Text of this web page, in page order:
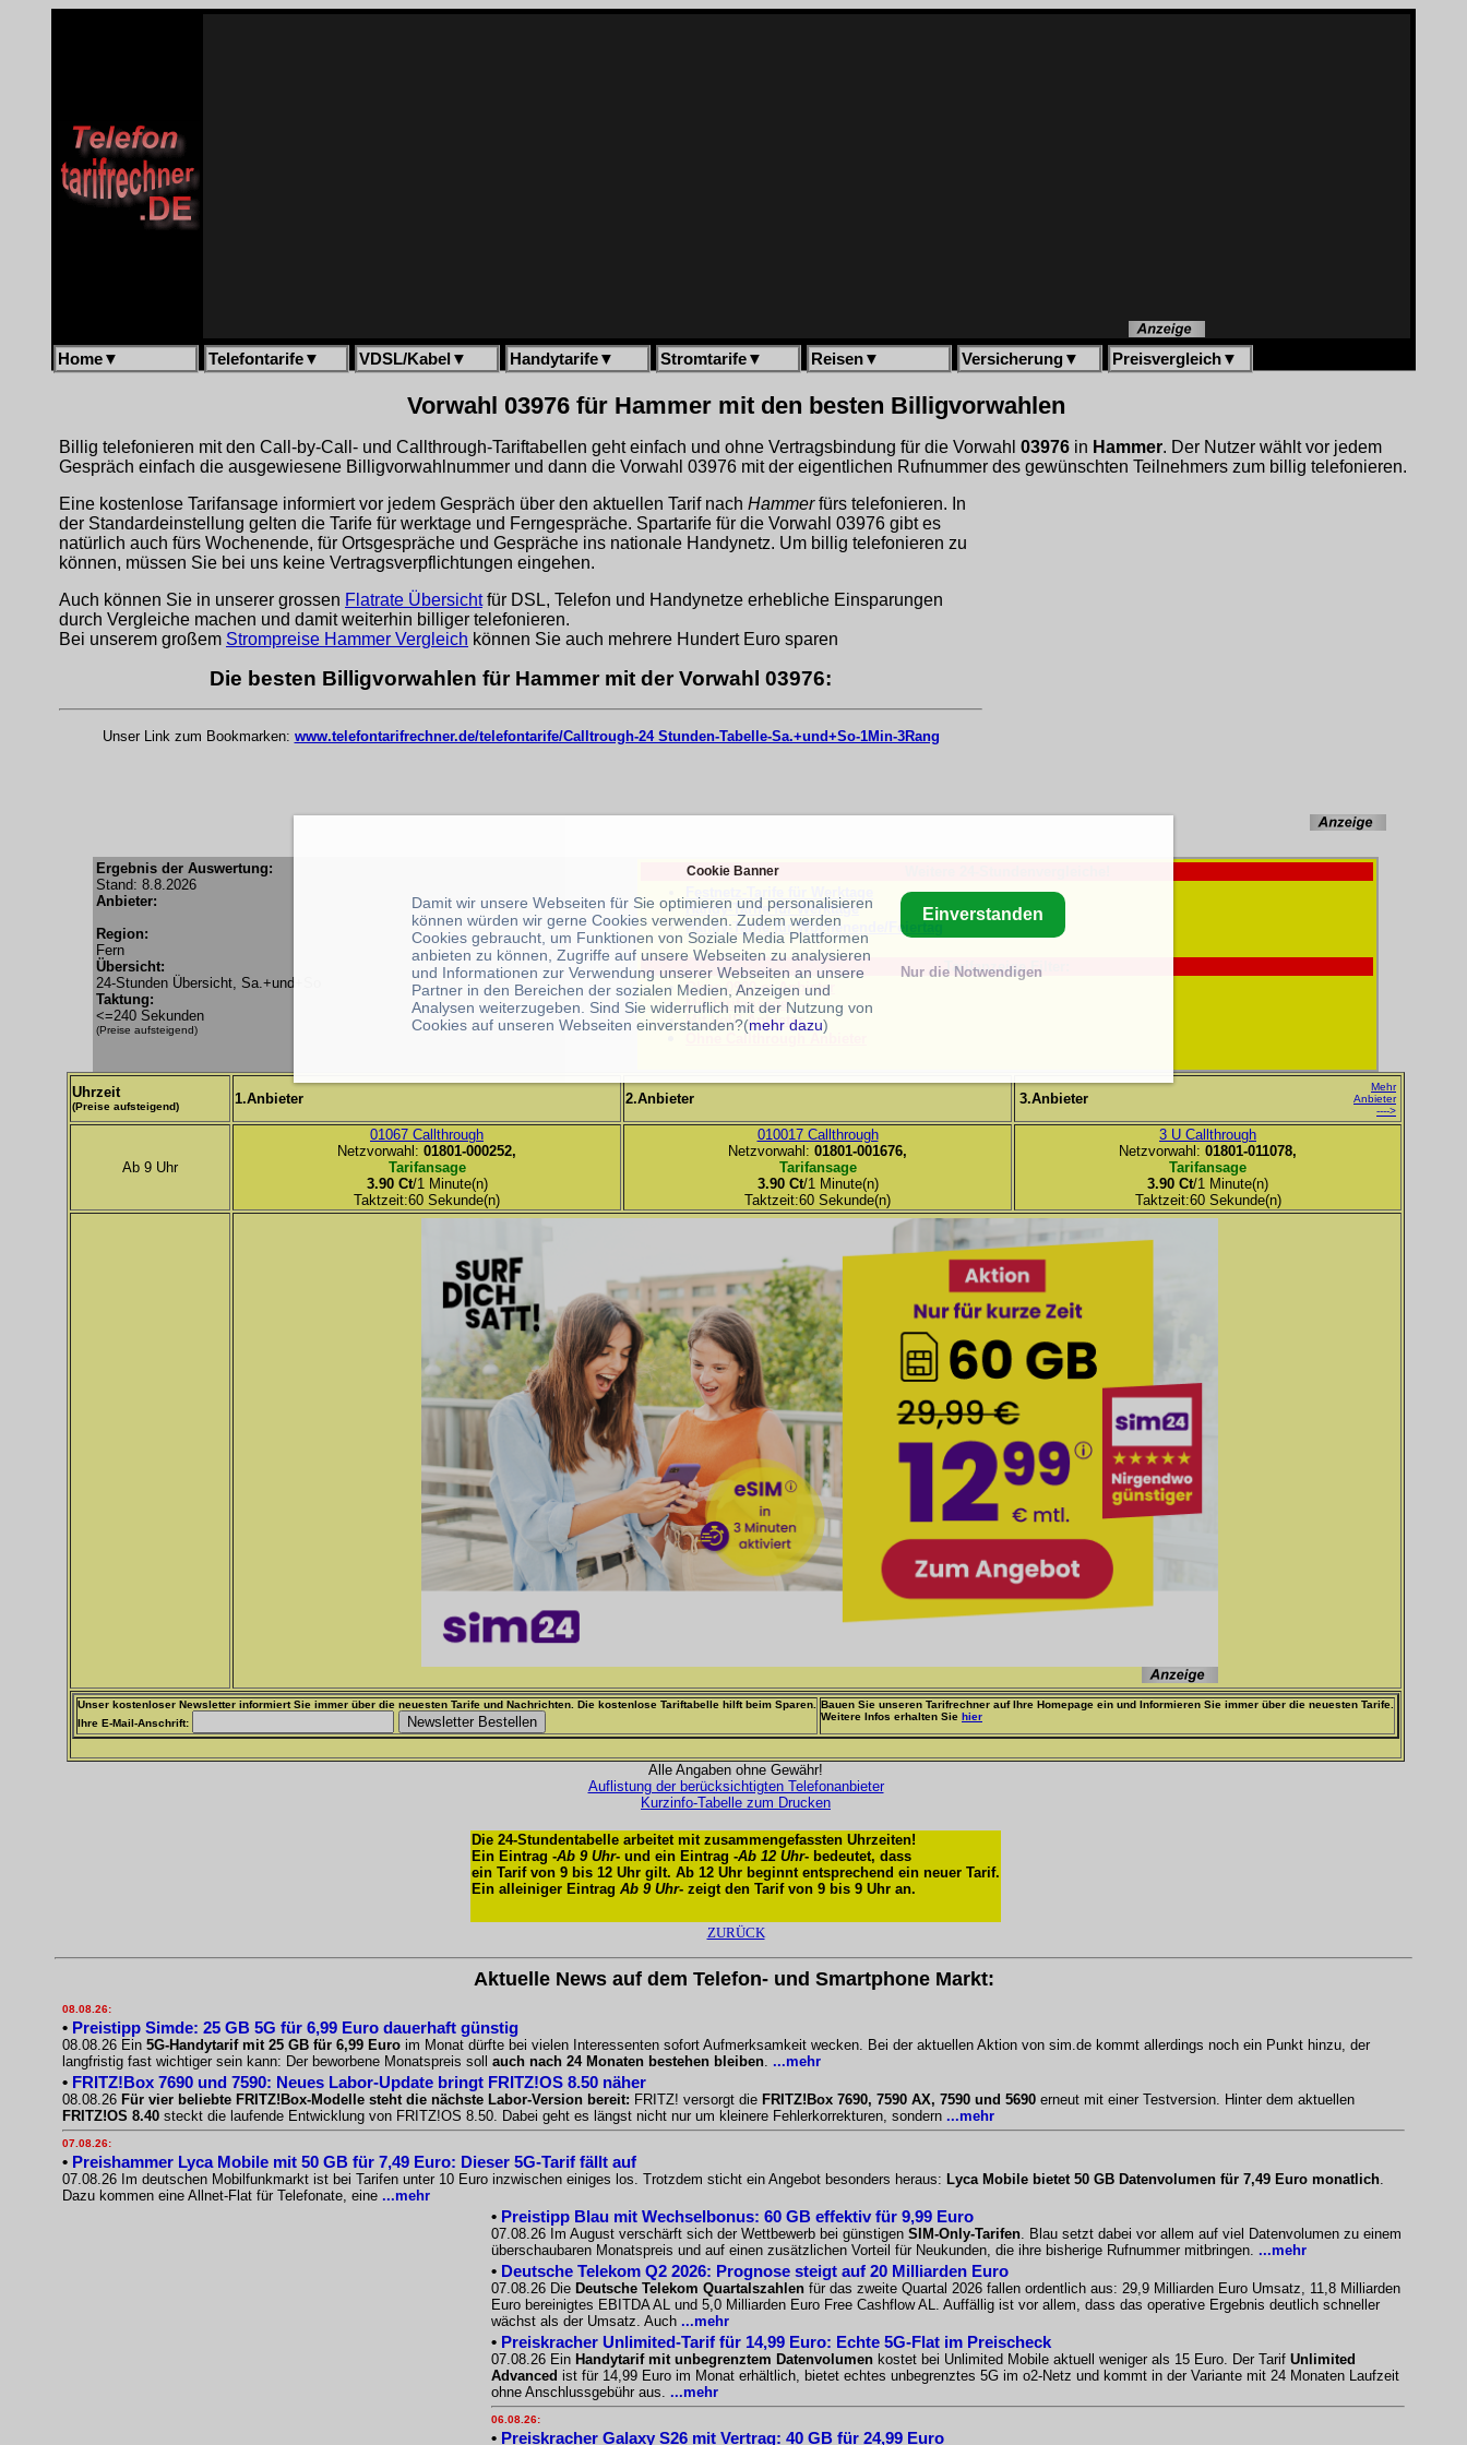
Home▼ Telefontarife▼ VDSL/Kabel ▼ Handytarife▼ Stromtarife▼ Reisen▼ Versicherung▼ Preisvergleich▼
Vorwahl 03976 für Hammer mit den besten Billigvorwahlen
Billig telefonieren mit den Call-by-Call- und Callthrough-Tariftabellen geht einfach und ohne Vertragsbindung für die Vorwahl 03976 in Hammer. Der Nutzer wählt vor jedem
Gespräch einfach die ausgewiesene Billigvorwahlnummer und dann die Vorwahl 03976 mit der eigentlichen Rufnummer des gewünschten Teilnehmers zum billig telefonieren.
Eine kostenlose Tarifansage informiert vor jedem Gespräch über den aktuellen Tarif nach Hammerfürs telefonieren. In
der Standardeinstellung gelten die Tarife für werktage und Ferngespräche. Spartarife für die Vorwahl 03976 gibt es
natürlich auch fürs Wochenende, für Ortsgespräche und Gespräche ins nationale Handynetz. Um billig telefonieren zu
können, müssen Sie bei uns keine Vertragsverpflichtungen eingehen.
Auch können Sie in unserer grossen Flatrate Übersichtfür DSL, Telefon und Handynetze erhebliche Einsparungen
durch Vergleiche machen und damit weiterhin billiger telefonieren.
Bei unserem großem Strompreise Hammer Vergleich können Sie auch mehrere Hundert Euro sparen
Die besten Billigvorwahlen für Hammer mit der Vorwahl 03976:
Unser Link zum Bookmarken: www.telefontarifrechner.de/telefontarife/Calltrough-24 Stunden-Tabelle-Sa.+und+So-1Min-3Rang
Ergebnis der Auswertung:
Stand: 8.8.2026
Anbieter:
Region:
Fern
Übersicht:
24-Stunden Übersicht, Sa.+und+So
Taktung:
<=240 Sekunden
(Preise aufsteigend)
Handy-Tarife für Werktage
Handy-Tarife für Wochenende/Feiertag
Tarifanzeige Filter:
Ohne 0900-er Anbieter
Mit Tarifansage
Mit VoIP Anbieter
Ohne Callthrough Anbieter
Uhrzeit
(Preise aufsteigend) 1.Anbieter 2.Anbieter 3.Anbieter
Mehr
Anbieter
---->
Ab 9 Uhr
01067 Callthrough
Netzvorwahl: 01801-000252,
Tarifansage
3.90 Ct/1 Minute(n)
Taktzeit:60 Sekunde(n)
010017 Callthrough
Netzvorwahl: 01801-001676,
Tarifansage
3.90 Ct/1 Minute(n)
Taktzeit:60 Sekunde(n)
3 U Callthrough
Netzvorwahl: 01801-011078,
Tarifansage
3.90 Ct/1 Minute(n)
Taktzeit:60 Sekunde(n)
Unser kostenloser Newsletter informiert Sie immer über die neuesten Tarife und Nachrichten. Die kostenlose Tariftabelle hilft beim Sparen.
Ihre E-Mail-Anschrift:
Bauen Sie unseren Tarifrechner auf Ihre Homepage ein und Informieren Sie immer über die neuesten Tarife.
Weitere Infos erhalten Sie hier
Alle Angaben ohne Gewähr!
Auflistung der berücksichtigten Telefonanbieter
Kurzinfo-Tabelle zum Drucken
Die 24-Stundentabelle arbeitet mit zusammengefassten Uhrzeiten!
Ein Eintrag -Ab 9 Uhr- und ein Eintrag -Ab 12 Uhr- bedeutet, dass
ein Tarif von 9 bis 12 Uhr gilt. Ab 12 Uhr beginnt entsprechend ein neuer Tarif.
Ein alleiniger Eintrag Ab 9 Uhr- zeigt den Tarif von 9 bis 9 Uhr an.
ZURÜCK
Aktuelle News auf dem Telefon- und Smartphone Markt:
08.08.26:
• Preistipp Simde: 25 GB 5G für 6,99 Euro dauerhaft günstig
08.08.26 Ein 5G-Handytarif mit 25 GB für 6,99 Euro im Monat dürfte bei vielen Interessenten sofort Aufmerksamkeit wecken. Bei der aktuellen Aktion von sim.de kommt allerdings noch ein Punkt hinzu, der
langfristig fast wichtiger sein kann: Der beworbene Monatspreis soll auch nach 24 Monaten bestehen bleiben. ...mehr
• FRITZ!Box 7690 und 7590: Neues Labor-Update bringt FRITZ!OS 8.50 näher
08.08.26 Für vier beliebte FRITZ!Box-Modelle steht die nächste Labor-Version bereit: FRITZ! versorgt die FRITZ!Box 7690, 7590 AX, 7590 und 5690 erneut mit einer Testversion. Hinter dem aktuellen
FRITZ!OS 8.40 steckt die laufende Entwicklung von FRITZ!OS 8.50. Dabei geht es längst nicht nur um kleinere Fehlerkorrekturen, sondern ...mehr
07.08.26:
• Preishammer Lyca Mobile mit 50 GB für 7,49 Euro: Dieser 5G-Tarif fällt auf
07.08.26 Im deutschen Mobilfunkmarkt ist bei Tarifen unter 10 Euro inzwischen einiges los. Trotzdem sticht ein Angebot besonders heraus: Lyca Mobile bietet 50 GB Datenvolumen für 7,49 Euro monatlich.
Dazu kommen eine Allnet-Flat für Telefonate, eine ...mehr
• Preistipp Blau mit Wechselbonus: 60 GB effektiv für 9,99 Euro
07.08.26 Im August verschärft sich der Wettbewerb bei günstigen SIM-Only-Tarifen. Blau setzt dabei vor allem auf viel Datenvolumen zu einem
überschaubaren Monatspreis und auf einen zusätzlichen Vorteil für Neukunden, die ihre bisherige Rufnummer mitbringen. ...mehr
• Deutsche Telekom Q2 2026: Prognose steigt auf 20 Milliarden Euro
07.08.26 Die Deutsche Telekom Quartalszahlen für das zweite Quartal 2026 fallen ordentlich aus: 29,9 Milliarden Euro Umsatz, 11,8 Milliarden
Euro bereinigtes EBITDA AL und 5,0 Milliarden Euro Free Cashflow AL. Auffällig ist vor allem, dass das operative Ergebnis deutlich schneller
wächst als der Umsatz. Auch ...mehr
• Preiskracher Unlimited-Tarif für 14,99 Euro: Echte 5G-Flat im Preischeck
07.08.26 Ein Handytarif mit unbegrenztem Datenvolumen kostet bei Unlimited Mobile aktuell weniger als 15 Euro. Der Tarif Unlimited
Advanced ist für 14,99 Euro im Monat erhältlich, bietet echtes unbegrenztes 5G im o2-Netz und kommt in der Variante mit 24 Monaten Laufzeit
ohne Anschlussgebühr aus. ...mehr
06.08.26:
• Preiskracher Galaxy S26 mit Vertrag: 40 GB für 24,99 Euro
Cookie Banner
Damit wir unsere Webseiten für Sie optimieren und personalisieren
können würden wir gerne Cookies verwenden. Zudem werden
Cookies gebraucht, um Funktionen von Soziale Media Plattformen
anbieten zu können, Zugriffe auf unsere Webseiten zu analysieren
und Informationen zur Verwendung unserer Webseiten an unsere
Partner in den Bereichen der sozialen Medien, Anzeigen und
Analysen weiterzugeben. Sind Sie widerruflich mit der Nutzung von
Cookies auf unseren Webseiten einverstanden?(mehr dazu)
Einverstanden
Nur die Notwendigen